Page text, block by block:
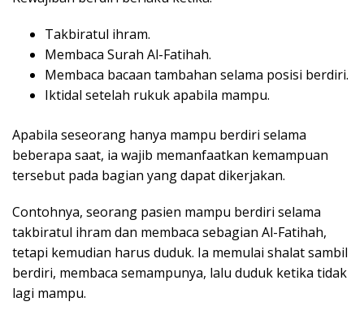
Takbiratul ihram.
Membaca Surah Al-Fatihah.
Membaca bacaan tambahan selama posisi berdiri.
Iktidal setelah rukuk apabila mampu.
Apabila seseorang hanya mampu berdiri selama
beberapa saat, ia wajib memanfaatkan kemampuan
tersebut pada bagian yang dapat dikerjakan.
Contohnya, seorang pasien mampu berdiri selama
takbiratul ihram dan membaca sebagian Al-Fatihah,
tetapi kemudian harus duduk. Ia memulai shalat sambil
berdiri, membaca semampunya, lalu duduk ketika tidak
lagi mampu.